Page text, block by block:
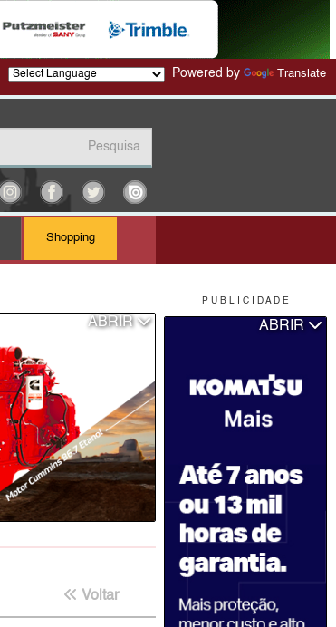
P U B L I C I D A D E
ABRIR
Powered by Translate
Shopping
ABRIR
Voltar